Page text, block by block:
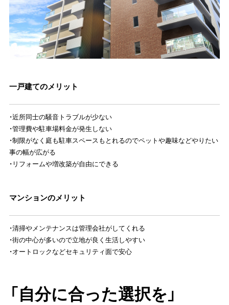
一戸建てのメリット
・近所同士の騒音トラブルが少ない
・管理費や駐車場料金が発生しない
・制限がなく庭も駐車スペースもとれるのでペットや趣味などやりたい
事の幅が広がる
・リフォームや増改築が自由にできる
マンションのメリット
・清掃やメンテナンスは管理会社がしてくれる
・街の中心が多いので立地が良く生活しやすい
・オートロックなどセキュリティ面で安心
「自分に合った選択を」